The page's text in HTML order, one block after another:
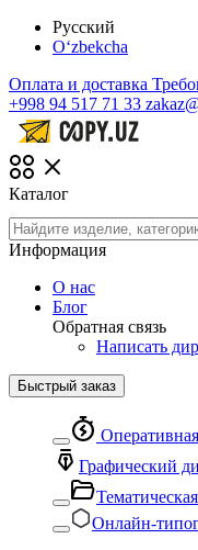
Русский
O‘zbekcha
Оплата и доставка
+998 94 517 71 33
Каталог
Информация
О нас
Блог
Обратная связь
Написать
Быстрый заказ
Графический
Онлайн-